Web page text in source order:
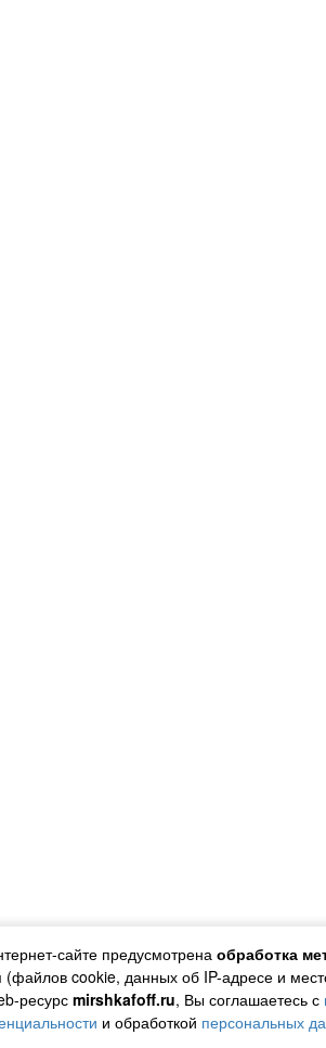
сайте предусмотрена обработка
(файлов cookie, данных об IP-адресе и
ресурс mirshkafoff.ru, Вы соглашаетесь с
и обработкой персональных